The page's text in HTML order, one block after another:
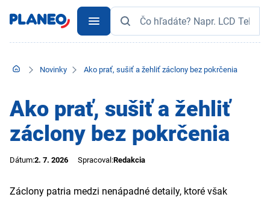
Novinky Ako prať, sušiť a žehliť záclony bez pokrčenia
Ako prať, sušiť a žehliť
záclony bez pokrčenia
Dátum:2. 7. 2026 Spracoval:Redakcia
Záclony patria medzi nenápadné detaily, ktoré však